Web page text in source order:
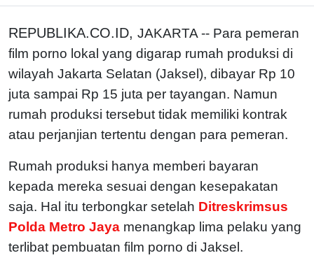
REPUBLIKA.CO.ID, JAKARTA -- Para pemeran
film porno lokal yang digarap rumah produksi di
wilayah Jakarta Selatan (Jaksel), dibayar Rp 10
juta sampai Rp 15 juta per tayangan. Namun
rumah produksi tersebut tidak memiliki kontrak
atau perjanjian tertentu dengan para pemeran.
Rumah produksi hanya memberi bayaran
kepada mereka sesuai dengan kesepakatan
saja. Hal itu terbongkar setelah Ditreskrimsus
Polda Metro Jaya menangkap lima pelaku yang
terlibat pembuatan film porno di Jaksel.